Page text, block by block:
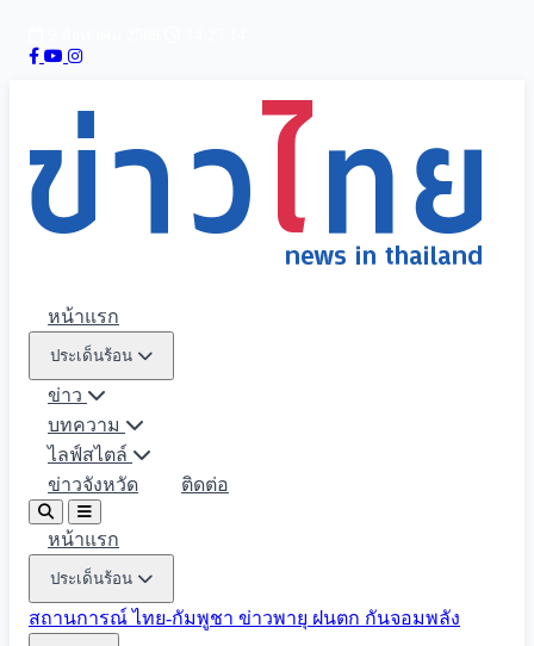
หน้าแรก
ประเด็นร้อน
ข่าว
บทความ
ไลฟ์สไตล์
ข่าวจังหวัด
ติดต่อ
หน้าแรก
ประเด็นร้อน
สถานการณ์ ไทย-กัมพูชา ข่าวพายุ ฝนตก กันจอมพลัง